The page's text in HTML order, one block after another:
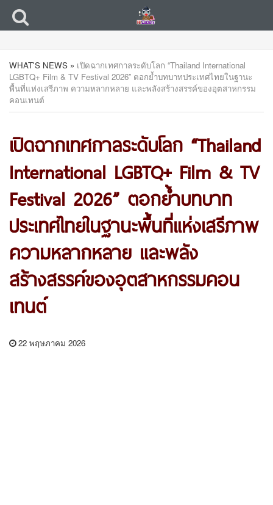
WHAT'S NEWS » เปิดฉากเทศกาลระดับโลก “Thailand International
LGBTQ+ Film & TV Festival 2026” ตอกย้ำบทบาทประเทศไทยในฐานะ
พื้นที่แห่งเสรีภาพ ความหลากหลาย และพลังสร้างสรรค์ของอุตสาหกรรม
คอนเทนต์
เปิดฉากเทศกาลระดับโลก “Thailand
International LGBTQ+ Film & TV
Festival 2026” ตอกย้ำบทบาท
ประเทศไทยในฐานะพื้นที่แห่งเสรีภาพ
ความหลากหลาย และพลัง
สร้างสรรค์ของอุตสาหกรรมคอน
เทนต์
22 พฤษภาคม 2026